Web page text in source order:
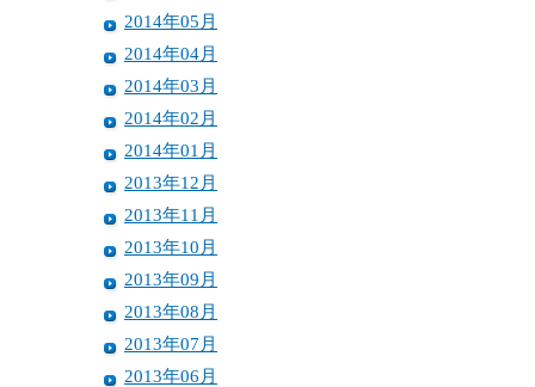
2014年05月
2014年04月
2014年03月
2014年02月
2014年01月
2013年12月
2013年11月
2013年10月
2013年09月
2013年08月
2013年07月
2013年06月